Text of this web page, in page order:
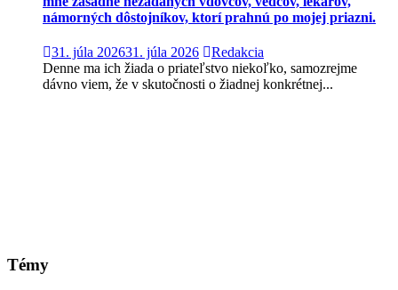
námorných dôstojníkov, ktorí prahnú po mojej priazni.
31. júla 202631. júla 2026
Redakcia
Denne ma ich žiada o priateľstvo niekoľko, samozrejme
dávno viem, že v skutočnosti o žiadnej konkrétnej...
Témy